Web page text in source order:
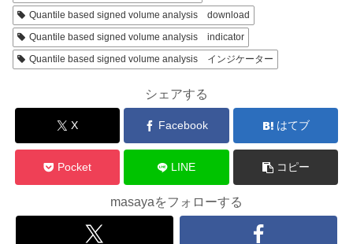
Quantile based signed volume analysis download
Quantile based signed volume analysis indicator
Quantile based signed volume analysis インジケーター
シェアする
X Facebook はてブ
Pocket LINE コピー
masayaをフォローする